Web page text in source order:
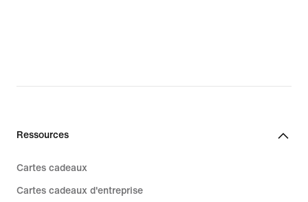
Ressources
Cartes cadeaux
Cartes cadeaux d'entreprise